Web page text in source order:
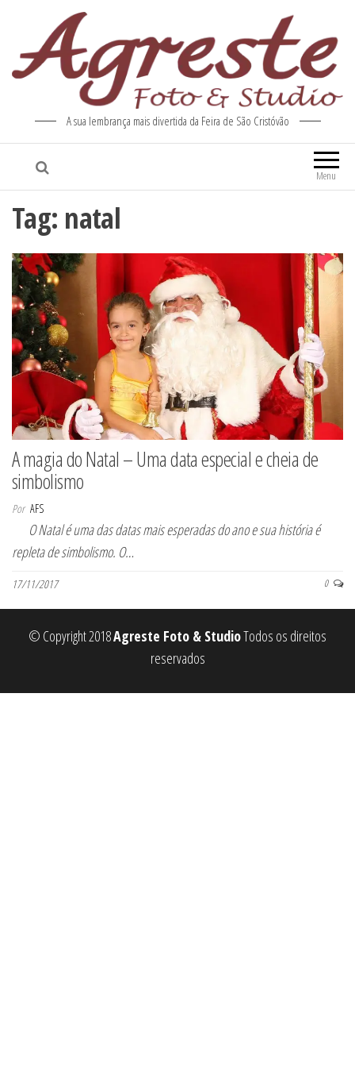
A sua lembrança mais divertida da Feira de São Cristóvão
Menu
Tag: natal
A magia do Natal – Uma data especial e cheia de
simbolismo
Por AFS
O Natal é uma das datas mais esperadas do ano e sua história é
repleta de simbolismo. O…
17/11/2017 0
© Copyright 2018Agreste Foto & StudioTodos os direitos
reservados